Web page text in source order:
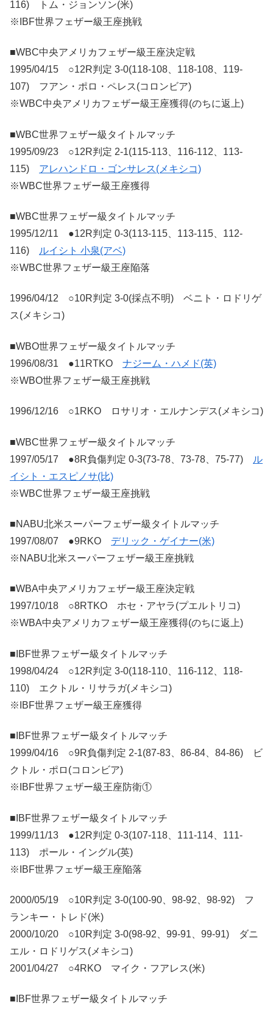
116) トム・ジョンソン(米)
※IBF世界フェザー級王座挑戦
■WBC中央アメリカフェザー級王座決定戦
1995/04/15 ○12R判定 3-0(118-108、118-108、119-
107) フアン・ポロ・ペレス(コロンビア)
※WBC中央アメリカフェザー級王座獲得(のちに返上)
■WBC世界フェザー級タイトルマッチ
1995/09/23 ○12R判定 2-1(115-113、116-112、113-
115) アレハンドロ・ゴンサレス(メキシコ)
※WBC世界フェザー級王座獲得
■WBC世界フェザー級タイトルマッチ
1995/12/11 ●12R判定 0-3(113-115、113-115、112-
116)
ルイシト 小泉(アベ)
※WBC世界フェザー級王座陥落
1996/04/12 ○10R判定 3-0(採点不明) ベニト・ロドリゲ
ス(メキシコ)
■WBO世界フェザー級タイトルマッチ
1996/08/31 ●11RTKO ナジーム・ハメド(英)
※WBO世界フェザー級王座挑戦
1996/12/16 ○1RKO ロサリオ・エルナンデス(メキシコ)
■WBC世界フェザー級タイトルマッチ
1997/05/17 ●8R負傷判定 0-3(73-78、73-78、75-77)
ル
イシト・エスピノサ(比)
※WBC世界フェザー級王座挑戦
■NABU北米スーパーフェザー級タイトルマッチ
1997/08/07 ●9RKO デリック・ゲイナー(米)
※NABU北米スーパーフェザー級王座挑戦
■WBA中央アメリカフェザー級王座決定戦
1997/10/18 ○8RTKO ホセ・アヤラ(プエルトリコ)
※WBA中央アメリカフェザー級王座獲得(のちに返上)
■IBF世界フェザー級タイトルマッチ
1998/04/24 ○12R判定 3-0(118-110、116-112、118-
110) エクトル・リサラガ(メキシコ)
※IBF世界フェザー級王座獲得
■IBF世界フェザー級タイトルマッチ
1999/04/16 ○9R負傷判定 2-1(87-83、86-84、84-86) ビ
クトル・ポロ(コロンビア)
※IBF世界フェザー級王座防衛①
■IBF世界フェザー級タイトルマッチ
1999/11/13 ●12R判定 0-3(107-118、111-114、111-
113) ポール・イングル(英)
※IBF世界フェザー級王座陥落
2000/05/19 ○10R判定 3-0(100-90、98-92、98-92) フ
ランキー・トレド(米)
2000/10/20 ○10R判定 3-0(98-92、99-91、99-91) ダニ
エル・ロドリゲス(メキシコ)
2001/04/27 ○4RKO マイク・フアレス(米)
■IBF世界フェザー級タイトルマッチ